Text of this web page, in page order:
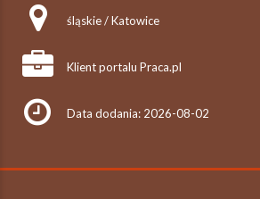
śląskie / Katowice
Klient portalu Praca.pl
Data dodania: 2026-08-02